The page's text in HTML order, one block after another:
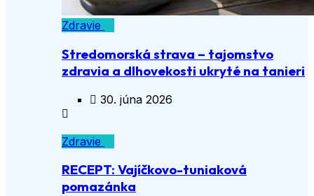
Zdravie
Stredomorská strava – tajomstvo
zdravia a dlhovekosti ukryté na tanieri
30. júna 2026
Zdravie
RECEPT: Vajíčkovo-tuniaková
pomazánka